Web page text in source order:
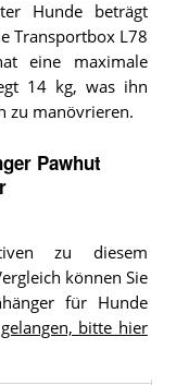
Hunde beträgt
Transportbox L78
eine maximale
14 kg, was ihn
zu manövrieren.
Pawhut
zu diesem
können Sie
für Hunde
bitte hier